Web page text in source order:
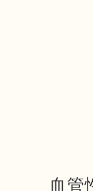
血管